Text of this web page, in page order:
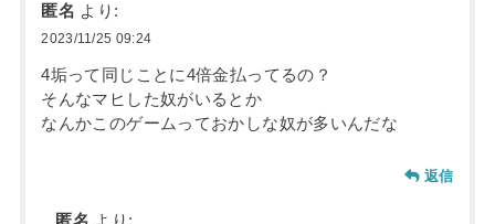
匿名 より:
2023/11/25 09:24
4垢って同じことに4倍金払ってるの？
そんなマヒした奴がいるとか
なんかこのゲームっておかしな奴が多いんだな
返信